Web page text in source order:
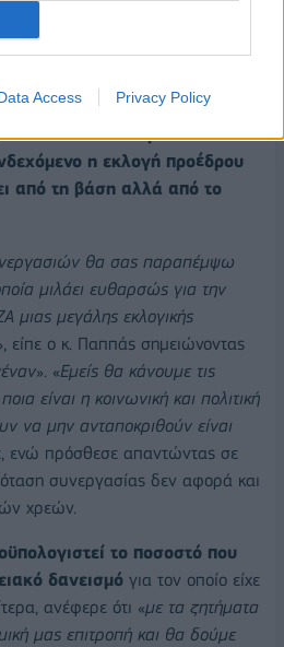
Access Privacy Policy
βγει και θα τηρηθεί
έχουν ληφθεί, το χρονοδιάγραμμα
είπε ο Ν. Παππάςερωτηθείς αν
η εκλογή προέδρου
από τη βάση αλλά από το
θα σας παραπέμψω
μιλάει ευθαρσώς για την
μιας μεγάλης εκλογικής
είπε ο κ. Παππάς σημειώνοντας
». «Εμείς θα κάνουμε τις
είναι η κοινωνική και πολιτική
να μην ανταποκριθούν είναι
ενώ πρόσθεσε απαντώντας σε
συνεργασίας δεν αφορά και
χρεών.
το ποσοστό που
δανεισμό για τον οποίο είχε
ανέφερε ότι «με τα ζητήματα
μας επιτροπή και θα δούμε